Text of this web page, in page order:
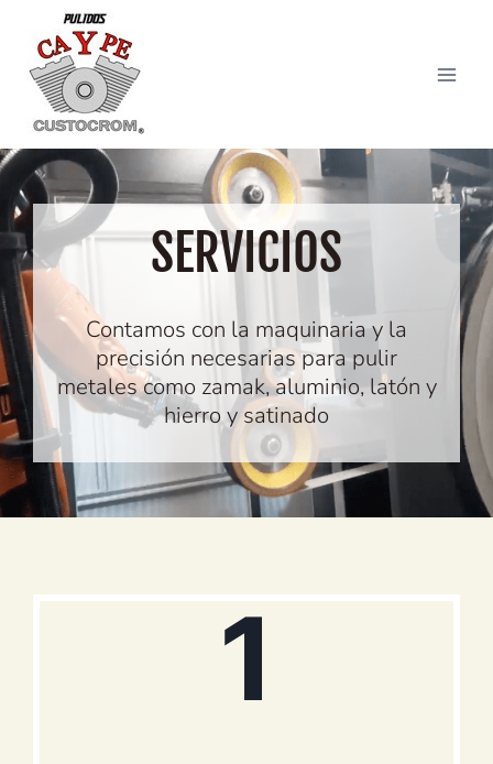
SERVICIOS
Contamos con la maquinaria y la
precisión necesarias para pulir
metales como zamak, aluminio, latón y
hierro y satinado
1